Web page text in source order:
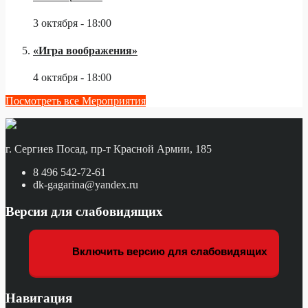
3 октября - 18:00
«Игра воображения»
4 октября - 18:00
Посмотреть все Мероприятия
г. Сергиев Посад, пр-т Красной Армии, 185
8 496 542-72-61
dk-gagarina@yandex.ru
Версия для слабовидящих
Включить версию для слабовидящих
Навигация